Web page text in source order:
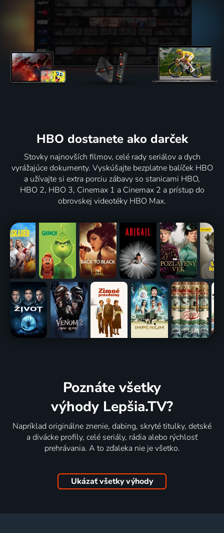
HBO dostanete ako darček
Stovky najnovších filmov, celé rady seriálov a dych
vyrážajúce dokumenty. Vyskúšajte bezplatne balíček HBO
a užívajte si extra porciu zábavy so stanicami HBO,
HBO 2, HBO 3, Cinemax 1 a Cinemax 2 a prístup do
obrovskej videotéky HBO Max.
Poznáte všetky
výhody Lepšia.TV?
Napríklad originálne znenie, dabing, skryté titulky, detské
a divácke profily, celé seriály, rádia alebo rýchlosť
prehrávania. A to zďaleka nie je všetko.
Ukázať všetky výhody